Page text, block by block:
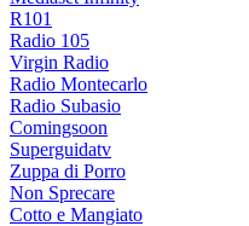
R101
Radio 105
Virgin Radio
Radio Montecarlo
Radio Subasio
Comingsoon
Superguidatv
Zuppa di Porro
Non Sprecare
Cotto e Mangiato